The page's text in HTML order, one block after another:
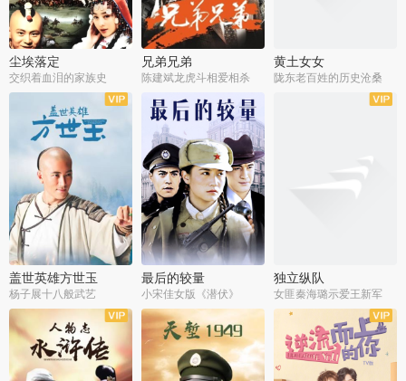
尘埃落定
交织着血泪的家族史
兄弟兄弟
陈建斌龙虎斗相爱相杀
黄土女女
陇东老百姓的历史沧桑
全36集
盖世英雄方世玉
杨子展十八般武艺
全28集
最后的较量
小宋佳女版《潜伏》
独立纵队
女匪秦海璐示爱王新军
全40集
全30集 全43集